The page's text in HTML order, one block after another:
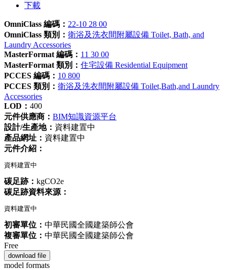
下載
OmniClass 編碼： 22-10 28 00
OmniClass 類別： 衛浴及洗衣間附屬設備 Toilet, Bath, and
Laundry Accessories
MasterFormat 編碼： 11 30 00
MasterFormat 類別： 住宅設備 Residential Equipment
PCCES 編碼： 10 800
PCCES 類別： 衛浴及洗衣間附屬設備 Toilet,Bath,and Laundry
Accessories
LOD： 400
元件供應商： BIM知識資源平台
設計/生產地： 資料建置中
產品網址： 資料建置中
元件介紹：
資料建置中
碳足跡： kgCO2e
碳足跡資料來源：
資料建置中
初審單位： 中華民國全國建築師公會
複審單位： 中華民國全國建築師公會
Free
download file
model formats